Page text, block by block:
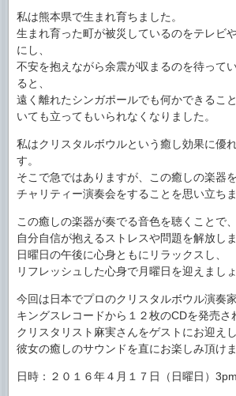
私は熊本県で生まれ育ちました。
生まれ育った町が被災しているのをテレビ
にし、
不安を抱えながら余震が収まるのを待って
ると、
遠く離れたシンガポールでも何かできるこ
いても立ってもいられなくなりました。
私はクリスタルボウルという癒し効果に優
す。
そこで急ではありますが、この癒しの楽器
チャリティー演奏会をすることを思い立ちま
この癒しの楽器が奏でる音色を聴くことで、
自分自信が抱えるストレスや問題を解放しま
日曜日の午後に心身ともにリラックスし、
リフレッシュした心身で月曜日を迎えましょ
今回は日本でプロのクリスタルボウル演奏
キングスレコードから１２枚のCDを発売さ
クリスタリスト麻実さんをゲストにお迎えし
彼女の癒しのサウンドを直にお楽しみ頂けま
日時：２０１６年４月１７日（日曜日）